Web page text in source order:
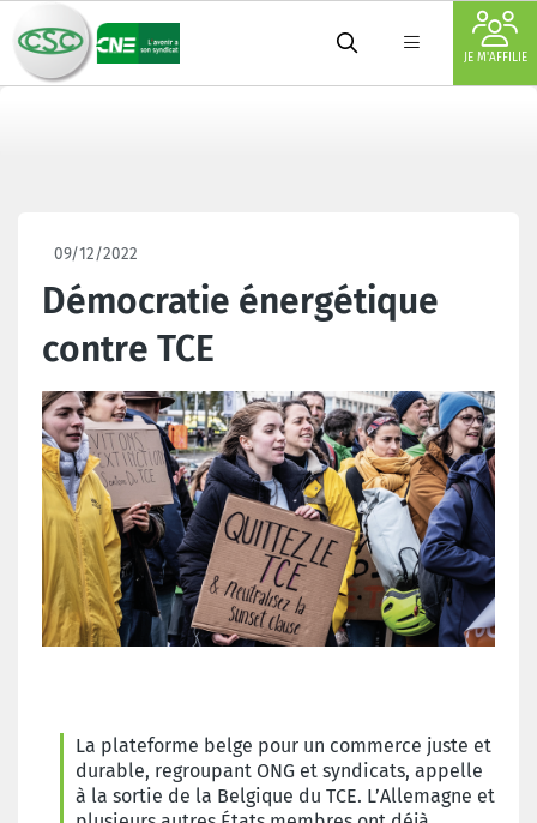
JE M'AFFILIE
09/12/2022
Démocratie énergétique
contre TCE
La plateforme belge pour un commerce juste et
durable, regroupant ONG et syndicats, appelle
à la sortie de la Belgique du TCE. L’Allemagne et